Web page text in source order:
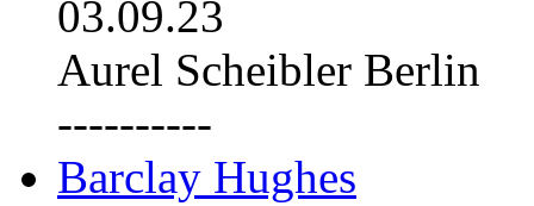
03.09.23
Aurel Scheibler Berlin
----------
Barclay Hughes